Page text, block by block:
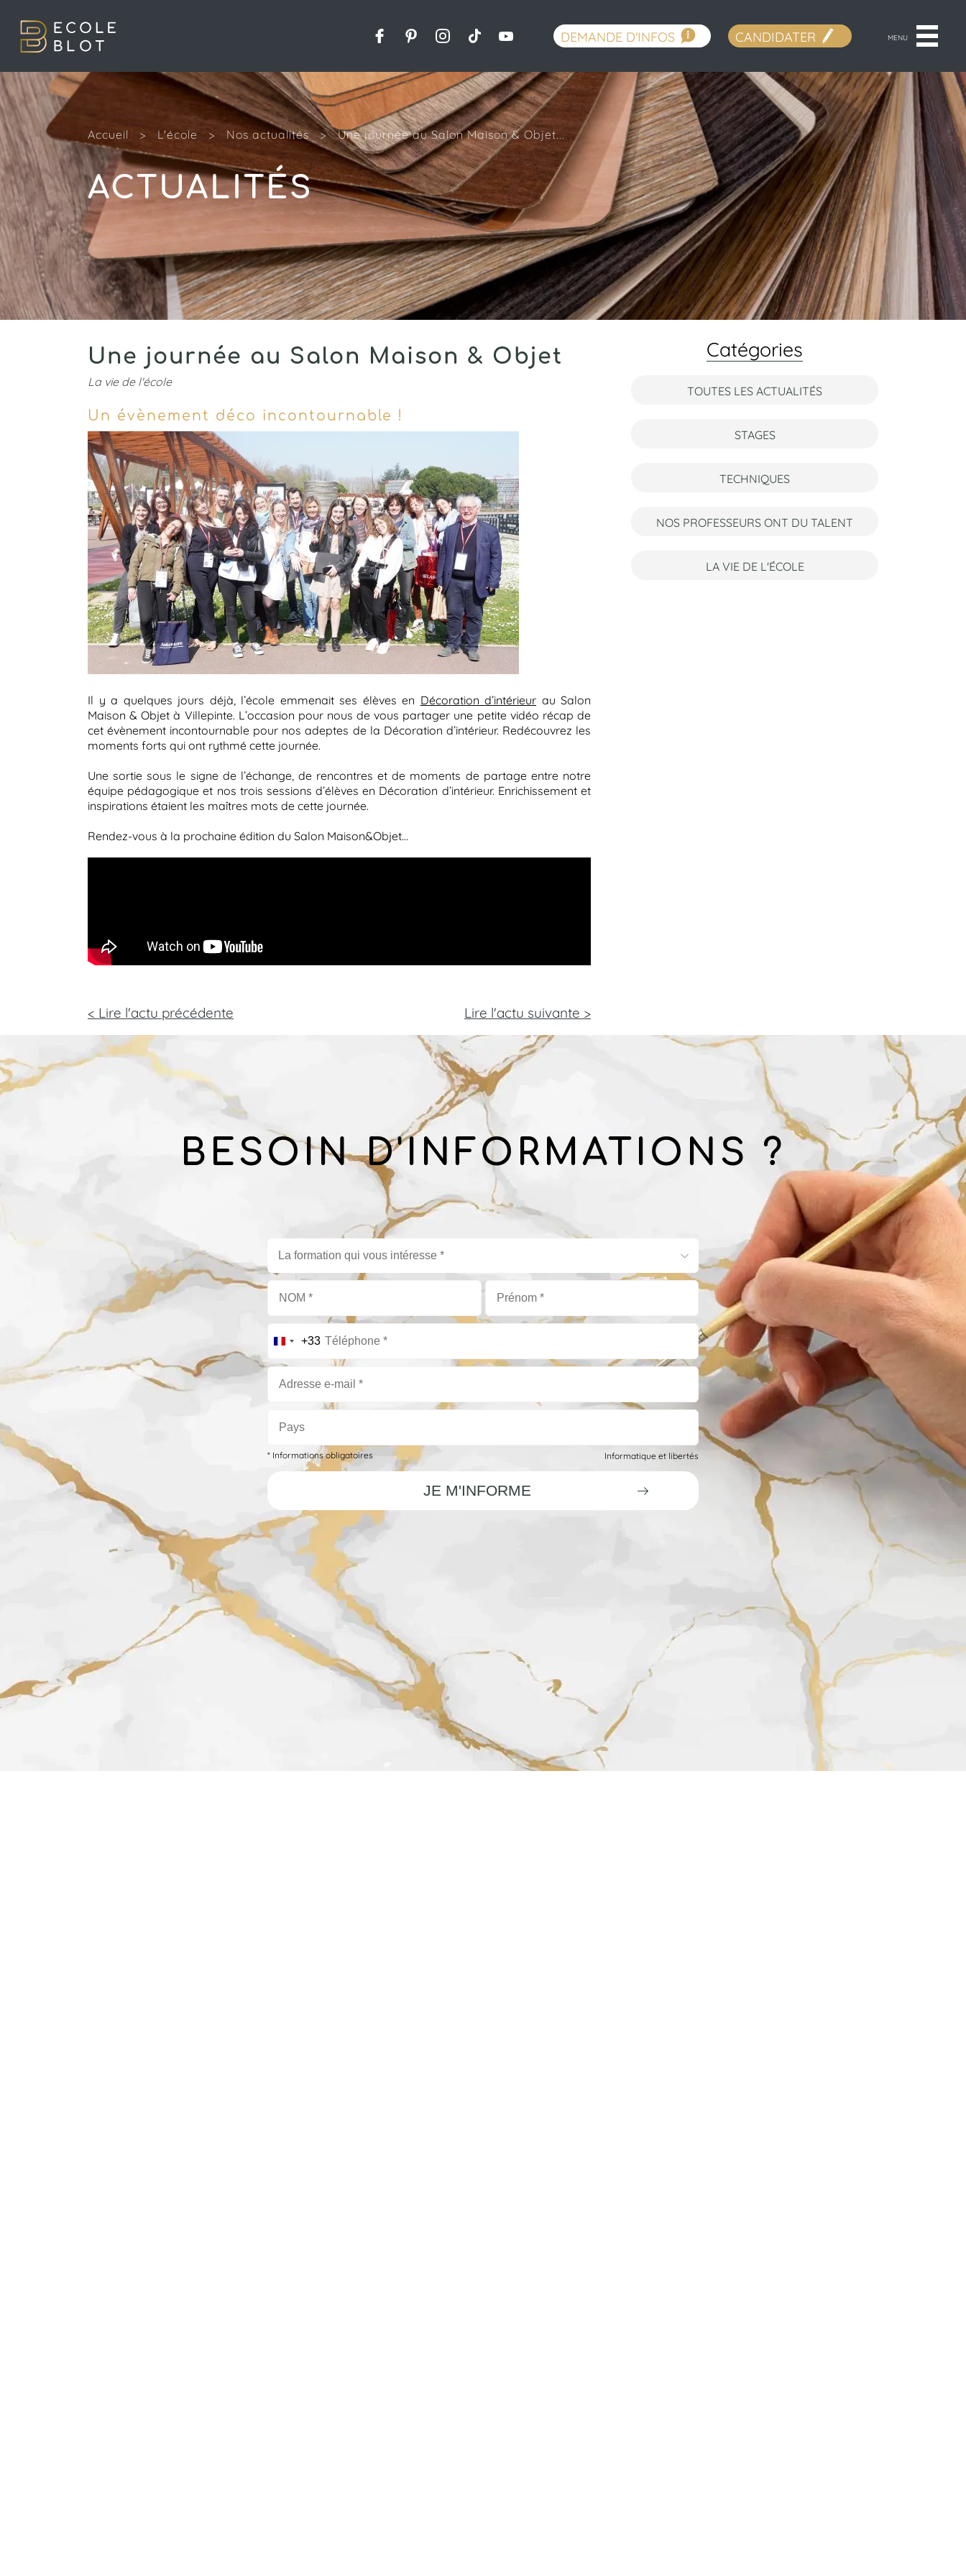
DEMANDE D'INFOS CANDIDATER MENU
Accueil > L'école > Nos actualités > Une journée au Salon Maison & Objet...
ACTUALITÉS
Une journée au Salon Maison & Objet
La vie de l'école
Un évènement déco incontournable !
Il y a quelques jours déjà, l’école emmenait ses élèves en Décoration d’intérieur au Salon
Maison & Objet à Villepinte. L’occasion pour nous de vous partager une petite vidéo récap de
cet évènement incontournable pour nos adeptes de la Décoration d’intérieur. Redécouvrez les
moments forts qui ont rythmé cette journée.
Une sortie sous le signe de l’échange, de rencontres et de moments de partage entre notre
équipe pédagogique et nos trois sessions d’élèves en Décoration d’intérieur. Enrichissement et
inspirations étaient les maîtres mots de cette journée.
Rendez-vous à la prochaine édition du Salon Maison&Objet…
< Lire l'actu précédente Lire l'actu suivante >
Catégories
TOUTES LES ACTUALITÉS
STAGES
TECHNIQUES
NOS PROFESSEURS ONT DU TALENT
LA VIE DE L'ÉCOLE
BESOIN D'INFORMATIONS ?
La formation qui vous intéresse *
+33
* Informations obligatoires Informatique et libertés